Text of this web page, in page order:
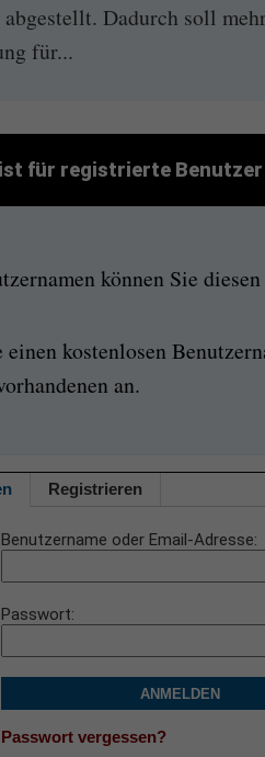
Dadurch soll
für...
für registrierte
können Sie
kostenlosen
an.
Registrieren
Benutzername oder Email-Adresse
Passwort
ANMELDEN
Passwort vergessen?